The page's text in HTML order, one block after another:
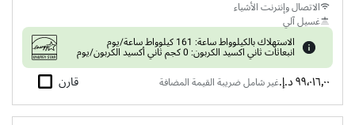
الاتصال وإنترنت الأشياء
غسيل آلي
الاستهلاك بالكيلوواط ساعة: 161 كيلوواط ساعة/يوم
انبعاثات ثاني اكسيد الكربون: 0 كجم ثاني أكسيد الكربون/يوم
٩٩٬٠١٦٫٠٠ د.إ.‏ غير شامل ضريبة القيمة المضافة قارن